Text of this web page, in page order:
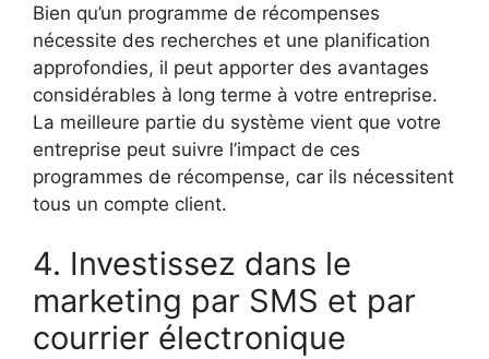
Bien qu’un programme de récompenses
nécessite des recherches et une planification
approfondies, il peut apporter des avantages
considérables à long terme à votre entreprise.
La meilleure partie du système vient que votre
entreprise peut suivre l’impact de ces
programmes de récompense, car ils nécessitent
tous un compte client.
4. Investissez dans le
marketing par SMS et par
courrier électronique